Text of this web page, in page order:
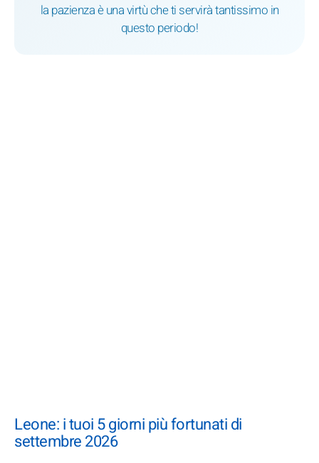
la pazienza è una virtù che ti servirà tantissimo in
questo periodo!
Leone: i tuoi 5 giorni più fortunati di
settembre 2026